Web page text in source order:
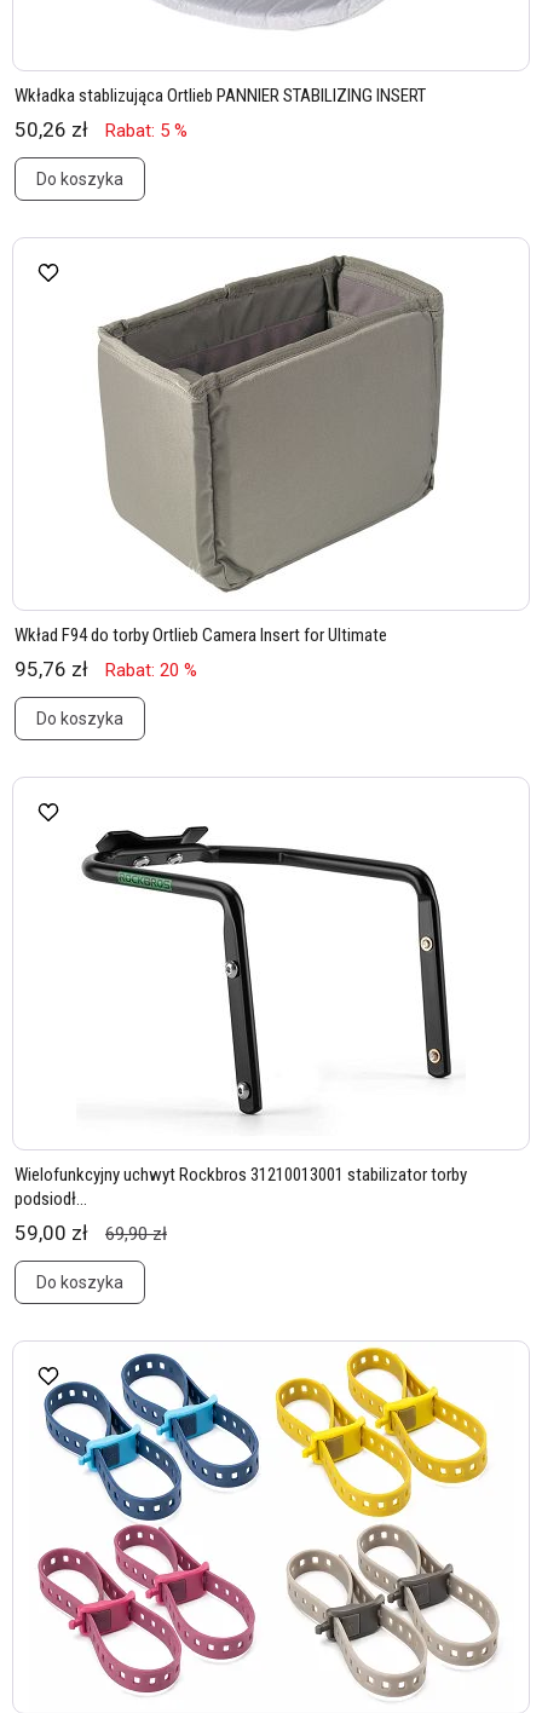
Wkładka stablizująca Ortlieb PANNIER STABILIZING INSERT
50,26 zł Rabat: 5 %
Do koszyka
Wkład F94 do torby Ortlieb Camera Insert for Ultimate
95,76 zł Rabat: 20 %
Do koszyka
Wielofunkcyjny uchwyt Rockbros 31210013001 stabilizator torby
podsiodł...
59,00 zł 69,90 zł
Do koszyka